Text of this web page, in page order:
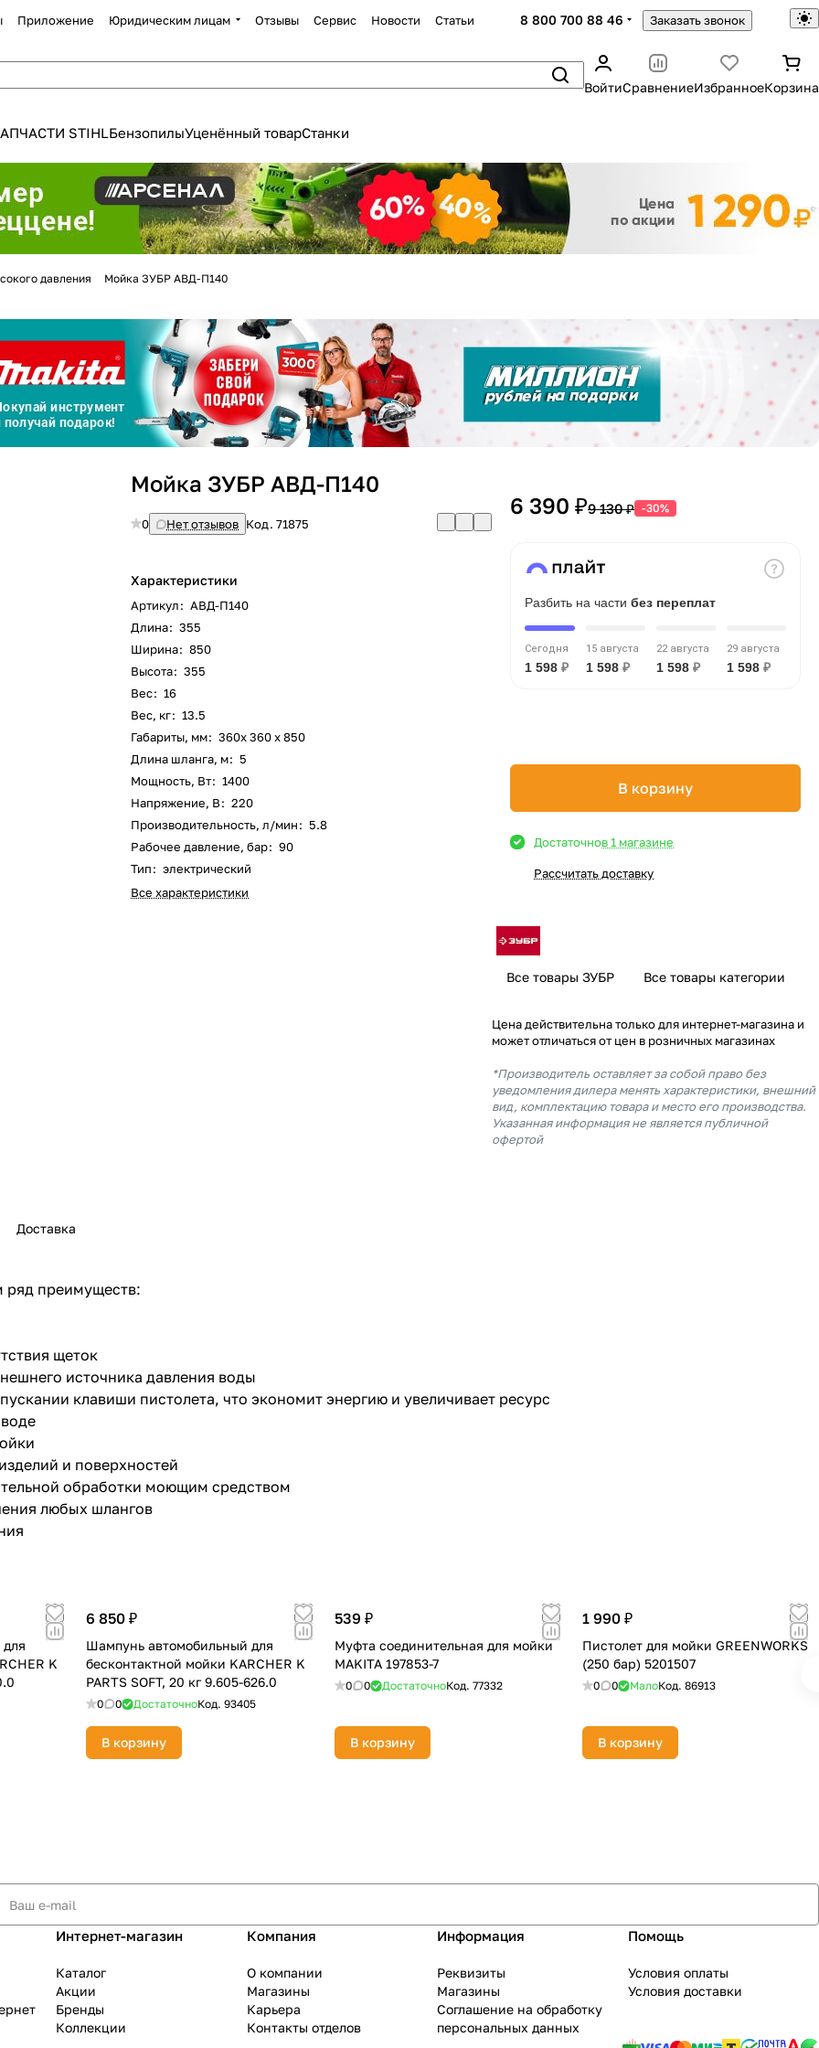
Приложение Юридическим лицам Отзывы Сервис Новости Статьи 8 800 700 88 46 Заказать звонок
ВойтиСравнениеИзбранноеКорзина
STIHLБензопилыУценённый товарСтанки
давления Мойка ЗУБР АВД-П140
Мойка ЗУБР АВД-П140
0 Нет отзывов Код.71875
Характеристики
Артикул: АВД-П140
Длина: 355
Ширина: 850
Высота: 355
Вес: 16
Вес, кг: 13.5
Габариты, мм: 360х 360 х 850
Длина шланга, м: 5
Мощность, Вт: 1400
Напряжение, В: 220
Производительность, л/мин: 5.8
Рабочее давление, бар: 90
Тип: электрический
Все характеристики
6 390 ₽9 130 ₽ -30%
Разбить на части без переплат
Сегодня
1 598 ₽
15 августа
1 598 ₽
22 августа
1 598 ₽
29 августа
1 598 ₽
В корзину
Достаточнов 1 магазине
Рассчитать доставку
Все товары ЗУБР Все товары категории
Цена действительна только для интернет-магазина и
может отличаться от цен в розничных магазинах
*Производитель оставляет за собой право без
уведомления дилера менять характеристики, внешний
вид, комплектацию товара и место его производства.
Указанная информация не является публичной
офертой
Доставка
ряд преимуществ:
щеток
источника давления воды
клавиши пистолета, что экономит энергию и увеличивает ресурс
и поверхностей
обработки моющим средством
любых шлангов
K
6 850 ₽
Шампунь автомобильный для
бесконтактной мойки KARCHER K
PARTS SOFT, 20 кг 9.605-626.0
0 0 ДостаточноКод.93405
В корзину
539 ₽
Муфта соединительная для мойки
MAKITA 197853-7
0 0 ДостаточноКод. 77332
В корзину
1 990 ₽
Пистолет для мойки GREENWORKS
(250 бар) 5201507
0 0 МалоКод. 86913
В корзину
Интернет-магазин
Каталог
Акции
Бренды
Коллекции
Компания
О компании
Магазины
Карьера
Контакты отделов
Информация
Реквизиты
Магазины
Соглашение на обработку
персональных данных
Помощь
Условия оплаты
Условия доставки
Закрыть
частибез переплат
График платежей
Добавляйте товары в корзину
Оплачивайте сегодня только
% картой любого банка
Получайте товарвыбранный способом
75 % будут
списываться
с вашей картыпо25%каждые 2 недели